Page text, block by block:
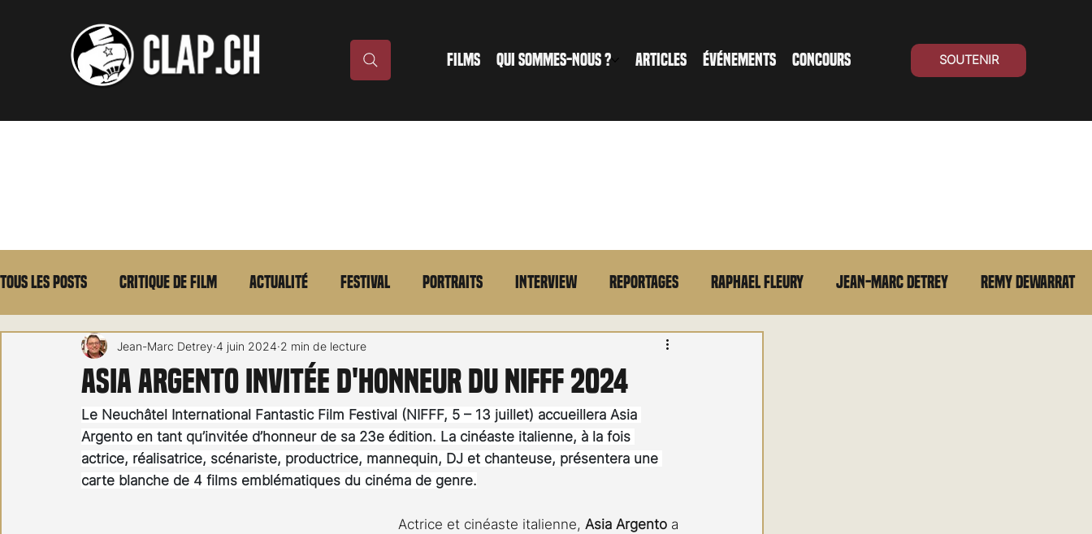
FILMS QUI SOMMES-NOUS ? ARTICLES ÉVÉNEMENTS CONCOURS SOUTENIR
Tous les posts Critique de film Actualité Festival Portraits Interview Reportages Raphael Fleury Jean-Marc Detrey Remy Dewarrat
Max Borg Laurent Scherlen Memento En bref
Carnet noir Open Air Série TV Stéfanie Rossier Streaming Stefanie Rossier
Asia Argento invitée d'honneur du NIFFF 2024
Jean-Marc Detrey 4 juin 2024 2 min de lecture
Le Neuchâtel International Fantastic Film Festival (NIFFF, 5 – 13 juillet) accueillera Asia
Argento en tant qu’invitée d’honneur de sa 23e édition. La cinéaste italienne, à la fois
actrice, réalisatrice, scénariste, productrice, mannequin, DJ et chanteuse, présentera une
carte blanche de 4 films emblématiques du cinéma de genre.
Actrice et cinéaste italienne, Asia Argento a